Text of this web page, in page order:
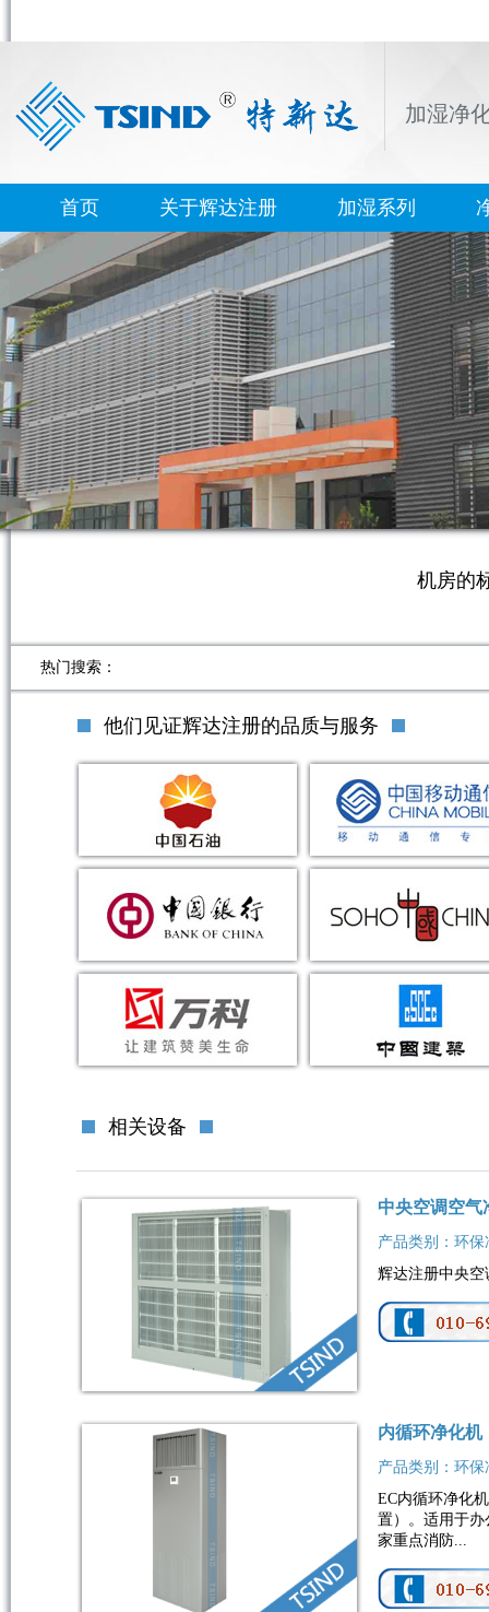
加湿净
首页 关于辉达注册 加湿系列
机房的
热门搜索：
他们见证辉达注册的品质与服务
相关设备
中央空调空气
产品类别：环保
辉达注册中央
内循环净化机
产品类别：环保
EC内循环净化
置）。适用于
家重点消防...